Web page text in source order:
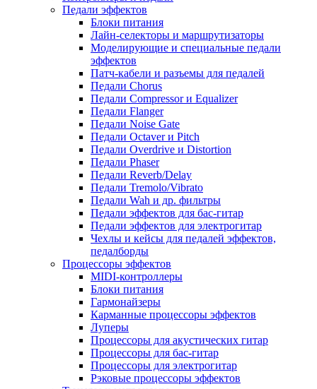
Педали эффектов
Блоки питания
Лайн-селекторы и маршрутизаторы
Моделирующие и специальные педали
эффектов
Патч-кабели и разъемы для педалей
Педали Chorus
Педали Compressor и Equalizer
Педали Flanger
Педали Noise Gate
Педали Octaver и Pitch
Педали Overdrive и Distortion
Педали Phaser
Педали Reverb/Delay
Педали Tremolo/Vibrato
Педали Wah и др. фильтры
Педали эффектов для бас-гитар
Педали эффектов для электрогитар
Чехлы и кейсы для педалей эффектов,
педалборды
Процессоры эффектов
MIDI-контроллеры
Блоки питания
Гармонайзеры
Карманные процессоры эффектов
Луперы
Процессоры для акустических гитар
Процессоры для бас-гитар
Процессоры для электрогитар
Рэковые процессоры эффектов